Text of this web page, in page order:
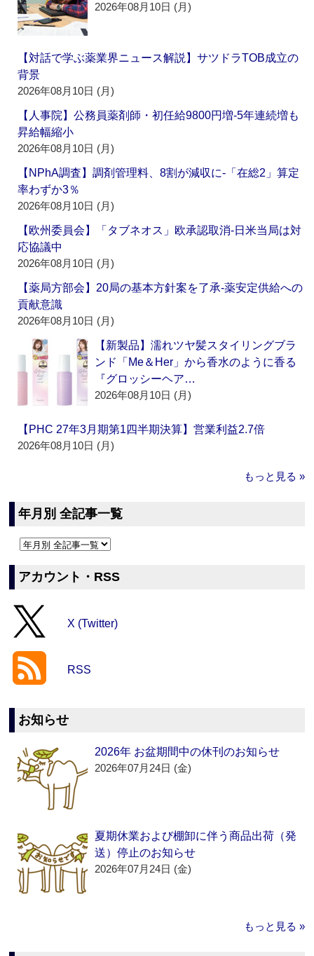
2026年08月10日 (月)
【対話で学ぶ薬業界ニュース解説】サツドラTOB成立の
背景
2026年08月10日 (月)
【人事院】公務員薬剤師・初任給9800円増‐5年連続増も
昇給幅縮小
2026年08月10日 (月)
【NPhA調査】調剤管理料、8割が減収に‐「在総2」算定
率わずか3％
2026年08月10日 (月)
【欧州委員会】「タブネオス」欧承認取消‐日米当局は対
応協議中
2026年08月10日 (月)
【薬局方部会】20局の基本方針案を了承‐薬安定供給への
貢献意識
2026年08月10日 (月)
【新製品】濡れツヤ髪スタイリングブラ
ンド「Me＆Her」から香水のように香る
『グロッシーヘア…
2026年08月10日 (月)
【PHC 27年3月期第1四半期決算】営業利益2.7倍
2026年08月10日 (月)
もっと見る »
年月別 全記事一覧
アカウント・RSS
X (Twitter)
RSS
お知らせ
2026年 お盆期間中の休刊のお知らせ
2026年07月24日 (金)
夏期休業および棚卸に伴う商品出荷（発
送）停止のお知らせ
2026年07月24日 (金)
もっと見る »